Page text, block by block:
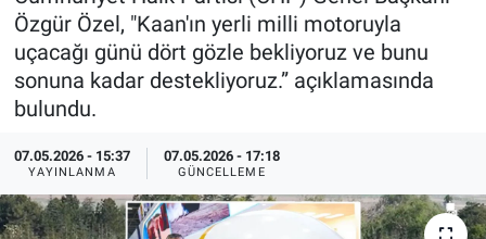
Özgür Özel, "Kaan'ın yerli milli motoruyla
uçacağı günü dört gözle bekliyoruz ve bunu
sonuna kadar destekliyoruz.” açıklamasında
bulundu.
07.05.2026 - 15:37
YAYINLANMA
07.05.2026 - 17:18
GÜNCELLEME
Özel Haberler
Yazarlar
Dünya
Medya
Özel Haberler
Kadın
Haber Arşivi